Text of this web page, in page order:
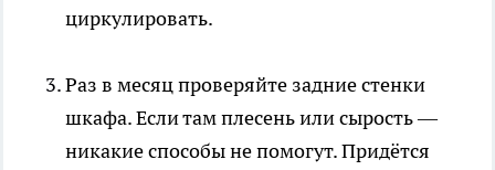
циркулировать.
Раз в месяц проверяйте задние стенки
шкафа. Если там плесень или сырость —
никакие способы не помогут. Придётся